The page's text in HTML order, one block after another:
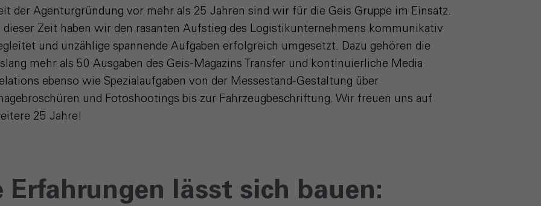
der Agenturgründung vor mehr als 25 Jahren sind wir für die Geis Gruppe im Einsatz.
dieser Zeit haben wir den rasanten Aufstieg des Logistikunternehmens kommunikativ
und unzählige spannende Aufgaben erfolgreich umgesetzt. Dazu gehören die
mehr als 50 Ausgaben des Geis-Magazins Transfer und kontinuierliche Media
ebenso wie Spezialaufgaben von der Messestand-Gestaltung über
und Fotoshootings bis zur Fahrzeugbeschriftung. Wir freuen uns auf
25 Jahre!
Erfahrungen lässt sich bauen: